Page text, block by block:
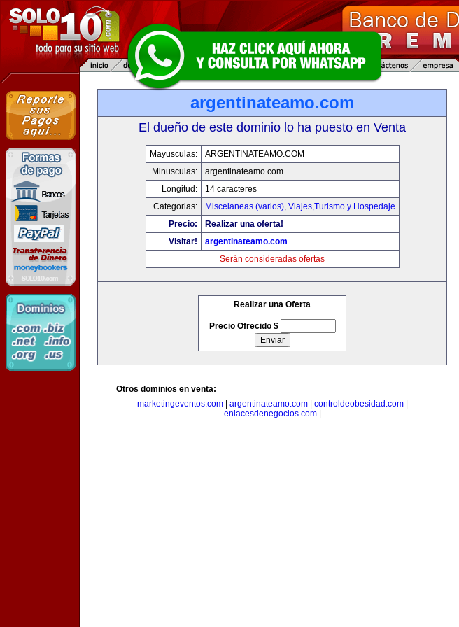
argentinateamo.com
El dueño de este dominio lo ha puesto en Venta
Mayusculas:
ARGENTINATEAMO.COM
Minusculas:
argentinateamo.com
Longitud:
14 caracteres
Categorias:
Miscelaneas (varios), Viajes,Turismo y Hospedaje
Precio:
Realizar una oferta!
Visitar!
argentinateamo.com
Serán consideradas ofertas
Realizar una Oferta
Precio Ofrecido $
Otros dominios en venta:
marketingeventos.com| argentinateamo.com| controldeobesidad.com|
enlacesdenegocios.com|